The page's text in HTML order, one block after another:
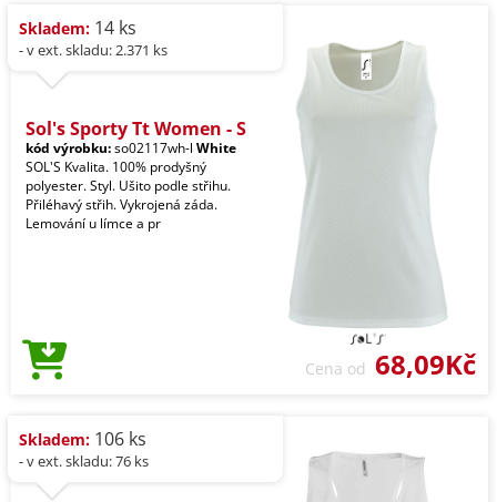
Skladem: 14 ks
- v ext. skladu: 2.371 ks
Sol's Sporty Tt Women - S
kód výrobku:so02117wh-l White
SOL'S Kvalita. 100% prodyšný
polyester. Styl. Ušito podle střihu.
Přiléhavý střih. Vykrojená záda.
Lemování u límce a pr
Cena od 68,09Kč
Skladem: 106 ks
- v ext. skladu: 76 ks